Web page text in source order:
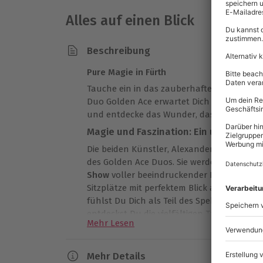
Alles auf einen Blick
Beschreibung
Pure Magie in Fürth
Tauche ein in das zauberhafte Universum
Duo Golden Ace erwartet Dich auf der
und entdecke das Wunder, das noch in
Magie und Faszination: Ein
Die beiden Künstler, Alexander Hunte und
des Golden Ace Duos. Sie werden Dich in
Show voller beeindruckender Kunststücke
Sitzplätze mit perfektem Blick auf die
fühlst Du Dich als Teil des Spektakels. In
entdeckst Du die vielfältigen Talente
Entdecke die Magie hautnah
Mehr Lesen
Mehr Details